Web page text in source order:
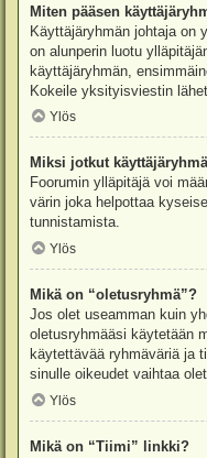
Miten pääsen
Käyttäjäryhmän johtaja on
on alunperin luotu
käyttäjäryhmän,
Kokeile yksityisviestin
Ylös
Miksi jotkut
Foorumin ylläpitäjä voi
värin joka helpottaa
tunnistamista.
Ylös
Mikä on “oletusryhmä”?
Jos olet useamman kuin
oletusryhmääsi käytetään
käytettävää ryhmäväriä ja
sinulle oikeudet vaihtaa
Ylös
Mikä on “Tiimi” linkki?